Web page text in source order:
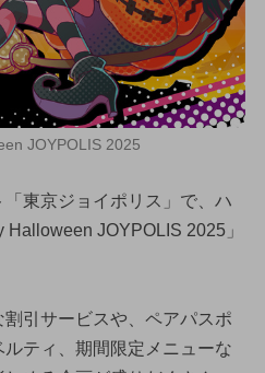
JOYPOLIS 2025
東京ジョイポリス」で、ハ
JOYPOLIS 2025」
引サービスや、ペアパスポ
ティ、期間限定メニューな